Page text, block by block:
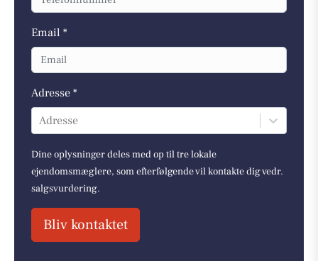
Email *
Adresse *
Adresse
Dine oplysninger deles med op til tre lokale
ejendomsmæglere, som efterfølgende vil kontakte dig vedr.
salgsvurdering.
Bliv kontaktet